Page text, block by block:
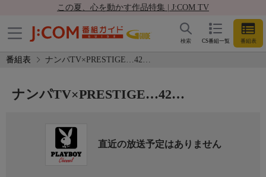
この夏、心を動かす作品特集 | J:COM TV
CS番組一覧 番組表
検索
番組表 ナンパTV×PRESTIGE…42…
ナンパTV×PRESTIGE…42…
直近の放送予定はありません